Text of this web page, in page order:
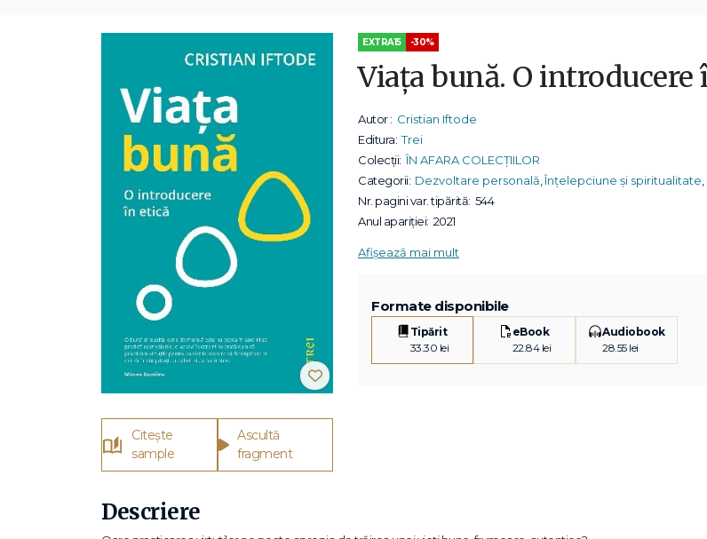
Citește
sample
Ascultă
fragment
EXTRA15 -30%
Viața bună. O introducere
Autor : Cristian Iftode
Editura: Trei
Colecții: ÎN AFARA COLECȚIILOR
Categorii: Dezvoltare personală ,Înțelepciune și spiritualitate
Nr. pagini var. tipărită: 544
Anul apariției: 2021
Afișează mai mult
Formate disponibile
Tipărit
33.30 lei
eBook
22.84 lei
Audiobook
28.55 lei
Descriere